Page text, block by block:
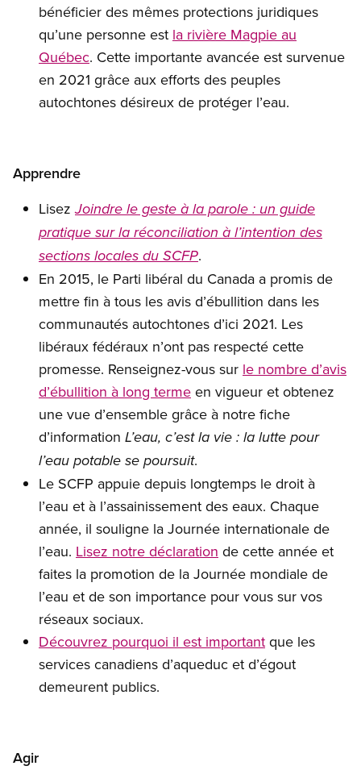
bénéficier des mêmes protections juridiques
qu’une personne est la rivière Magpie au
Québec. Cette importante avancée est survenue
en 2021 grâce aux efforts des peuples
autochtones désireux de protéger l’eau.
Apprendre
LisezJoindre le geste à la parole : un guide
pratique sur la réconciliation à l’intention des
sections locales du SCFP.
En 2015, le Parti libéral du Canada a promis de
mettre fin à tous les avis d’ébullition dans les
communautés autochtones d’ici 2021. Les
libéraux fédéraux n’ont pas respecté cette
promesse. Renseignez-vous sur le nombre d’avis
d’ébullition à long terme en vigueur et obtenez
une vue d’ensemble grâce à notre fiche
d’information L’eau, c’est la vie : la lutte pour
l’eau potable se poursuit.
Le SCFP appuie depuis longtemps le droit à
l’eau et à l’assainissement des eaux. Chaque
année, il souligne la Journée internationale de
l’eau. Lisez notre déclaration de cette année et
faites la promotion de la Journée mondiale de
l’eau et de son importance pour vous sur vos
réseaux sociaux.
Découvrez pourquoi il est important que les
services canadiens d’aqueduc et d’égout
demeurent publics.
Agir